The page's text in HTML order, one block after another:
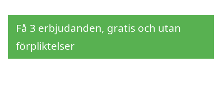
Få 3 erbjudanden, gratis och utan
förpliktelser